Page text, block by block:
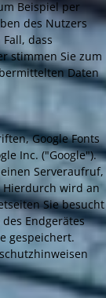
Beispiel per
des Nutzers
dass
stimmen Sie zum
Daten
Google Fonts
Inc. ("Google").
Serveraufruf,
Hierdurch wird an
Sie besucht
Endgerätes
gespeichert.